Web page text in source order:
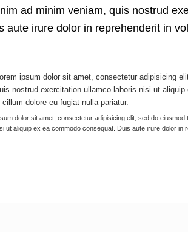
ad minim veniam, quis nostrud
aute irure dolor in reprehenderit in
ipsum dolor sit amet, consectetur adipisicing
nostrud exercitation ullamco laboris nisi ut
dolore eu fugiat nulla pariatur.
dolor sit amet, consectetur adipisicing elit, sed do
ut aliquip ex ea commodo consequat. Duis aute irure dolor in